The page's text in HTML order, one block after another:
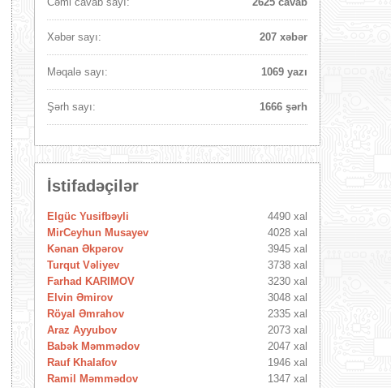
Xəbər sayı: 207 xəbər
Məqalə sayı: 1069 yazı
Şərh sayı: 1666 şərh
İstifadəçilər
Elgüc Yusifbəyli
4490 xal
MirCeyhun Musayev
4028 xal
Kənan Əkpərov
3945 xal
Turqut Vəliyev
3738 xal
Farhad KARIMOV
3230 xal
Elvin Əmirov
3048 xal
Röyal Əmrahov
2335 xal
Araz Ayyubov
2073 xal
Babək Məmmədov
2047 xal
Rauf Khalafov
1946 xal
Ramil Məmmədov
1347 xal